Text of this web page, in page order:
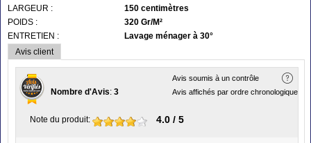
LARGEUR :
150 centimètres
POIDS :
320 Gr/M²
ENTRETIEN :
Lavage ménager à 30°
Avis client
Avis soumis à un contrôle
Avis affichés par ordre chronologique
Nombre d'Avis: 3
Note du produit: 4.0 / 5